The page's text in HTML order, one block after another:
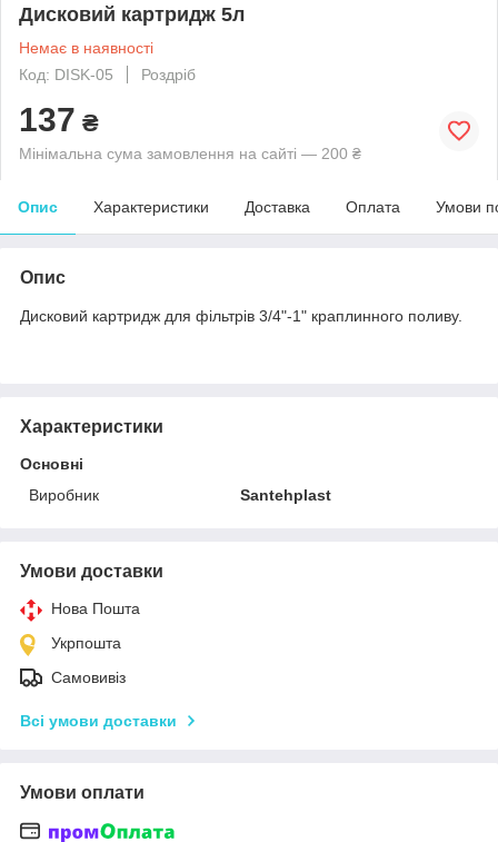
Дисковий картридж 5л
Немає в наявності
Код: DISK-05
Роздріб
137 ₴
Мінімальна сума замовлення на сайті — 200 ₴
Опис Характеристики Доставка Оплата Умови
Опис
Дисковий картридж для фільтрів 3/4"-1" краплинного поливу.
Характеристики
Основні
Виробник
Santehplast
Умови доставки
Нова Пошта
Укрпошта
Самовивіз
Всі умови доставки
Умови оплати